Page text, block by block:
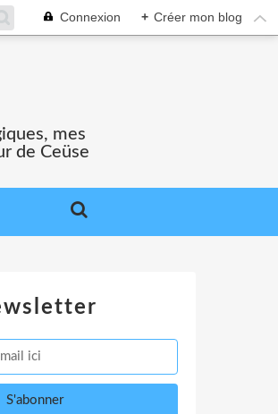
Connexion + Créer mon blog
mes
de Ceüse